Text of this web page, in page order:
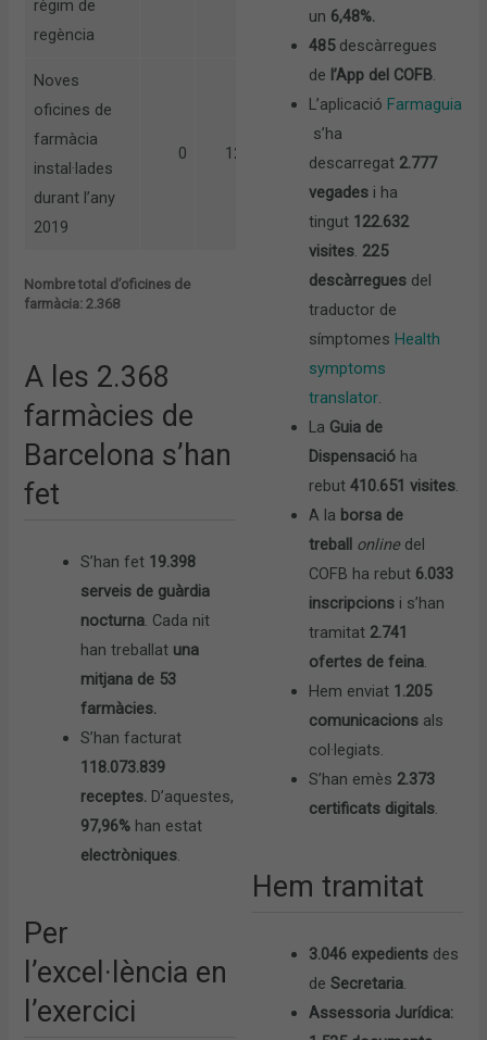
règim de
regència
Noves
oficines de
farmàcia
instal·lades
durant l’any
2019
0 12
Nombre total d’oficines de
farmàcia: 2.368
A les 2.368
farmàcies de
Barcelona s’han
fet
S’han fet 19.398
serveis de guàrdia
nocturna. Cada nit
han treballat una
mitjana de 53
farmàcies.
S’han facturat
118.073.839
receptes. D’aquestes,
97,96% han estat
electròniques.
Per
l’excel·lència en
l’exercici
un 6,48%.
485 descàrregues
de l’App del COFB.
L’aplicació Farmaguia
s’ha
descarregat 2.777
vegadesi ha
tingut 122.632
visites. 225
descàrreguesdel
traductor de
símptomes Health
symptoms
translator.
La Guia de
Dispensacióha
rebut 410.651 visites.
A la borsa de
treball
online del
COFB ha rebut 6.033
inscripcionsi s’han
tramitat 2.741
ofertes de feina.
Hem enviat 1.205
comunicacionsals
col·legiats.
S’han emès 2.373
certificats digitals.
Hem tramitat
3.046 expedientsdes
de Secretaria.
Assessoria Jurídica: